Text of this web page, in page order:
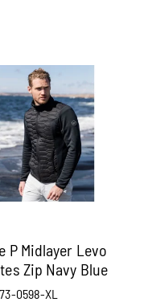
P Midlayer Levo
Zip Navy Blue
0598-XL